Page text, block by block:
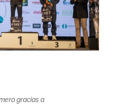
gracias a